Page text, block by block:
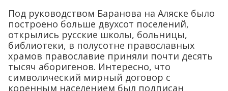
Под руководством Баранова на Аляске было
построено больше двухсот поселений,
открылись русские школы, больницы,
библиотеки, в полусотне православных
храмов православие приняли почти десять
тысяч аборигенов. Интересно, что
символический мирный договор с
коренным населением был подписан